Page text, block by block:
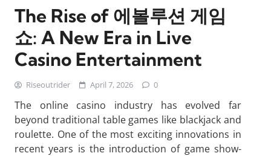
The Rise of 에볼루션 게임
쇼: A New Era in Live
Casino Entertainment
Riseoutrider April 7, 2026 0
The online casino industry has evolved far
beyond traditional table games like blackjack and
roulette. One of the most exciting innovations in
recent years is the introduction of game show-